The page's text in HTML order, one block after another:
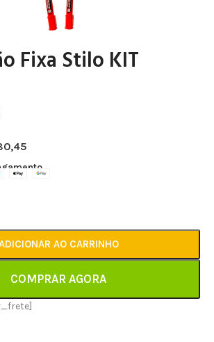
Fixa Stilo KIT
AO CARRINHO
COMPRAR AGORA